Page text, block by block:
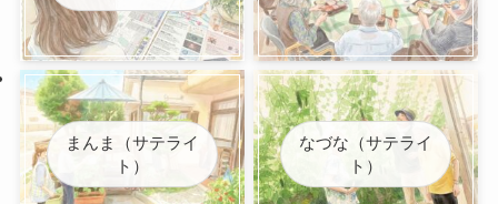
まんま（サテライ
ト）
なづな（サテライ
ト）